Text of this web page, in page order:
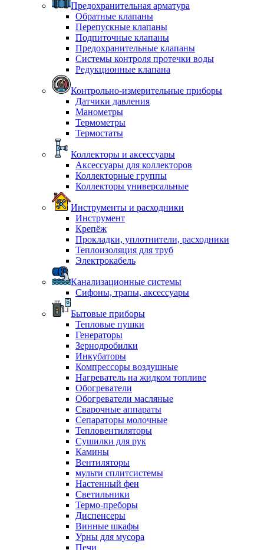
Предохранительная арматура
Обратные клапаны
Перепускные клапаны
Подпиточные клапаны
Предохранительные клапаны
Системы контроля протечки воды
Редукционные клапана
Контрольно-измерительные приборы
Датчики давления
Манометры
Термометры
Термостаты
Коллекторы и аксессуары
Аксессуары для коллекторов
Коллекторные группы
Коллекторы универсальные
Инструменты и расходники
Инструмент
Крепёж
Прокладки, уплотнители, расходники
Теплоизоляция для труб
Электрокабель
Канализационные системы
Сифоны, трапы, аксессуары
Бытовые приборы
Тепловые пушки
Генераторы
Зернодробилки
Инкубаторы
Компрессоры воздушные
Нагреватель на жидком топливе
Обогреватели
Обогреватели масляные
Сварочные аппараты
Сепараторы молочные
Тепловентиляторы
Сушилки для рук
Камины
Вентиляторы
мульти сплитсистемы
Настенный фен
Светильники
Термо-преборы
Диспенсеры
Винные шкафы
Урны для мусора
Печи